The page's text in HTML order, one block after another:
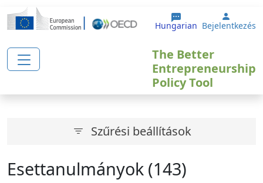
Ugrás a tartalomra
Hungarian User
Bejelentkezés
The Better
Entrepreneurship
Policy Tool
Szűrési beállítások
Esettanulmányok (143)